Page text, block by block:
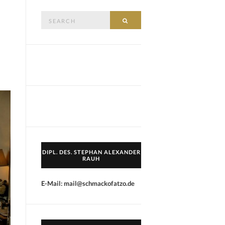
DIPL. DES. STEPHAN ALEXANDER
RAUH
E-Mail: mail@schmackofatzo.de